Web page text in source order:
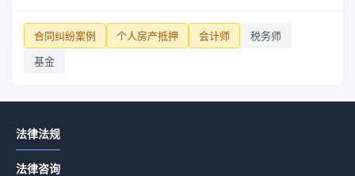
合同纠纷案例 个人房产抵押 会计师
税务师
基金
法律法规
法律咨询